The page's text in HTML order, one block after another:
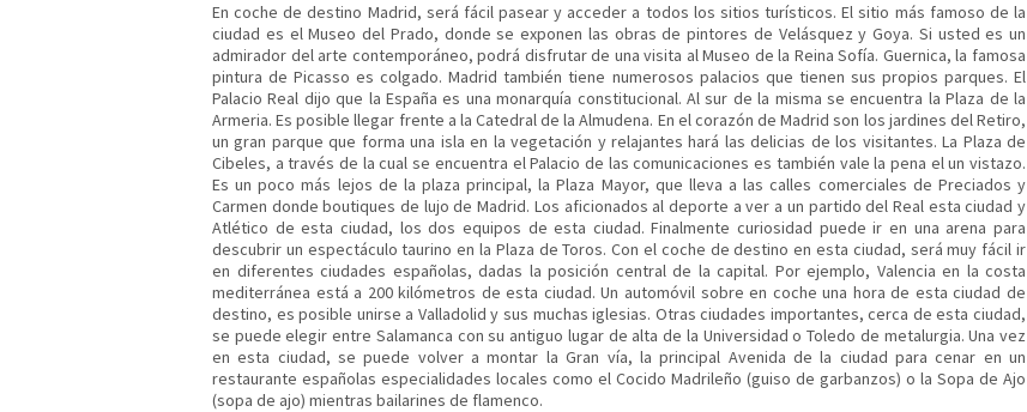
En coche de destino Madrid, será fácil pasear y acceder a todos los sitios turísticos. El sitio más famoso de la
ciudad es el Museo del Prado, donde se exponen las obras de pintores de Velásquez y Goya. Si usted es un
admirador del arte contemporáneo, podrá disfrutar de una visita al Museo de la Reina Sofía. Guernica, la famosa
pintura de Picasso es colgado. Madrid también tiene numerosos palacios que tienen sus propios parques. El
Palacio Real dijo que la España es una monarquía constitucional. Al sur de la misma se encuentra la Plaza de la
Armeria. Es posible llegar frente a la Catedral de la Almudena. En el corazón de Madrid son los jardines del Retiro,
un gran parque que forma una isla en la vegetación y relajantes hará las delicias de los visitantes. La Plaza de
Cibeles, a través de la cual se encuentra el Palacio de las comunicaciones es también vale la pena el un vistazo.
Es un poco más lejos de la plaza principal, la Plaza Mayor, que lleva a las calles comerciales de Preciados y
Carmen donde boutiques de lujo de Madrid. Los aficionados al deporte a ver a un partido del Real esta ciudad y
Atlético de esta ciudad, los dos equipos de esta ciudad. Finalmente curiosidad puede ir en una arena para
descubrir un espectáculo taurino en la Plaza de Toros. Con el coche de destino en esta ciudad, será muy fácil ir
en diferentes ciudades españolas, dadas la posición central de la capital. Por ejemplo, Valencia en la costa
mediterránea está a 200 kilómetros de esta ciudad. Un automóvil sobre en coche una hora de esta ciudad de
destino, es posible unirse a Valladolid y sus muchas iglesias. Otras ciudades importantes, cerca de esta ciudad,
se puede elegir entre Salamanca con su antiguo lugar de alta de la Universidad o Toledo de metalurgia. Una vez
en esta ciudad, se puede volver a montar la Gran vía, la principal Avenida de la ciudad para cenar en un
restaurante españolas especialidades locales como el Cocido Madrileño (guiso de garbanzos) o la Sopa de Ajo
(sopa de ajo) mientras bailarines de flamenco.